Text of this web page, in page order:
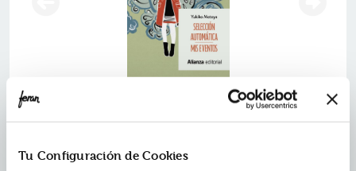
Tu Configuración de Cookies
Selección automática
ISBN:9788411489584